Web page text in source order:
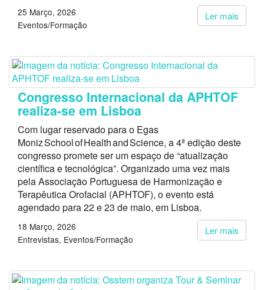
Ler mais
25 Março, 2026
Eventos/Formação
Congresso Internacional da APHTOF
realiza-se em Lisboa
Com lugar reservado para o Egas
Moniz School of Health and Science, a 4ª edição deste
congresso promete ser um espaço de “atualização
científica e tecnológica”. Organizado uma vez mais
pela Associação Portuguesa de Harmonização e
Terapêutica Orofacial (APHTOF), o evento está
agendado para 22 e 23 de maio, em Lisboa.
Ler mais
18 Março, 2026
Entrevistas Eventos/Formação